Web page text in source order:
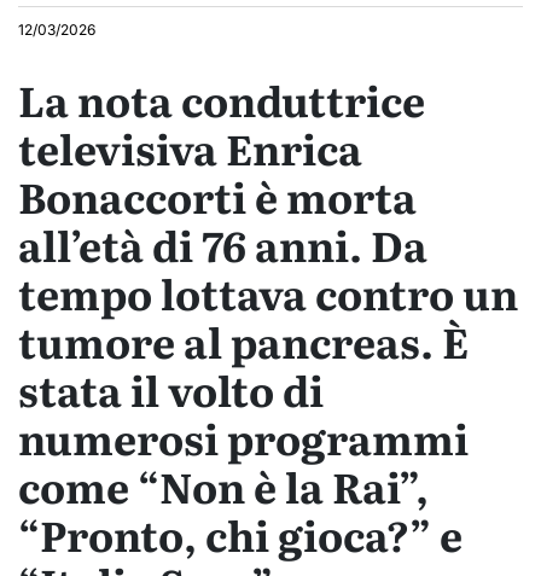
12/03/2026
La nota conduttrice
televisiva Enrica
Bonaccorti è morta
all’età di 76 anni. Da
tempo lottava contro un
tumore al pancreas. È
stata il volto di
numerosi programmi
come “Non è la Rai”,
“Pronto, chi gioca?” e